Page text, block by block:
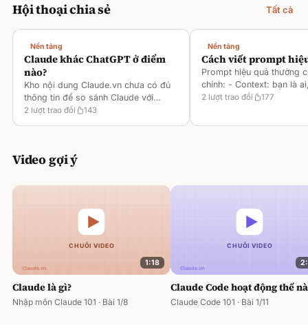
Hội thoại chia sẻ Tất cả
Nền tảng
Claude khác ChatGPT ở điểm
nào?
Kho nội dung Claude.vn chưa có đủ
thông tin để so sánh Claude với
ChatGPT. Hiện chỉ có tài liệu về
2 lượt trao đổi 143
Nền tảng
Cách viết prompt
Prompt hiệu quả thường
chính: - Context: bạn là
gì [1][2][6] - Task: muốn
2 lượt trao đổi 177
Video gợi ý
1:18
Claude là gì?
Nhập môn Claude 101 · Bài 1/8
Claude Code hoạt động thế
Claude Code 101 · Bài 1/11